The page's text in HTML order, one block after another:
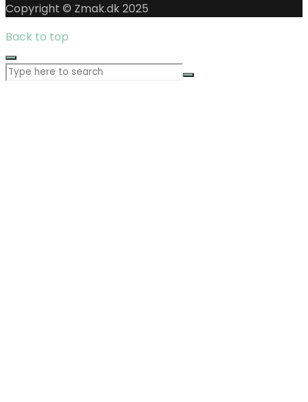
Copyright © Zmak.dk 2025
Back to top